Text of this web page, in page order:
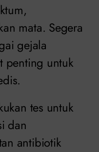
mata. Segera
gejala
penting untuk
tes untuk
dan
antibiotik